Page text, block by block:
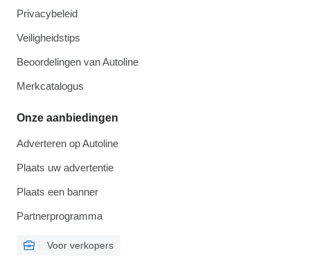
Privacybeleid
Veiligheidstips
Beoordelingen van Autoline
Merkcatalogus
Onze aanbiedingen
Adverteren op Autoline
Plaats uw advertentie
Plaats een banner
Partnerprogramma
Voor verkopers